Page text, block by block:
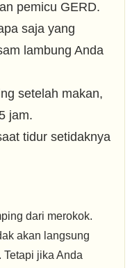
pemicu GERD.
saja yang
lambung Anda
setelah makan,
jam.
tidur setidaknya
dari merokok.
akan langsung
jika Anda